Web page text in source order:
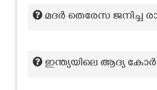
മദർ തെരേസ ജനിച്ച
ഇന്ത്യയിലെ ആദ്യ